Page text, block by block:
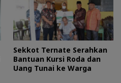
Sekkot Ternate Serahkan
Bantuan Kursi Roda dan
Uang Tunai ke Warga